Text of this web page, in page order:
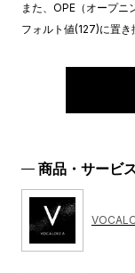
また、OPE（オープニ
フォルト値(127)に置き
商品・サービ